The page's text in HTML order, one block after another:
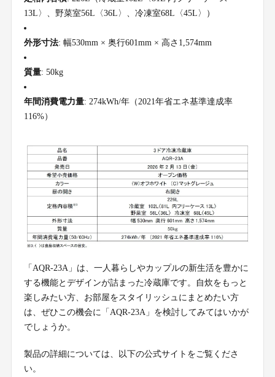
13L〉、野菜室56L〈36L〉、冷凍室68L〈45L〉）
外形寸法: 幅530mm × 奥行601mm × 高さ1,574mm
質量: 50kg
年間消費電力量: 274kWh/年（2021年省エネ基準達成率
116%）
「AQR-23A」は、一人暮らしやカップルの新生活を豊かに
する機能とデザインが詰まった冷蔵庫です。自炊をもっと
楽しみたい方、お部屋をスタイリッシュにまとめたい方
は、ぜひこの機会に「AQR-23A」を検討してみてはいかが
でしょうか。
製品の詳細については、以下の公式サイトをご覧くださ
い。